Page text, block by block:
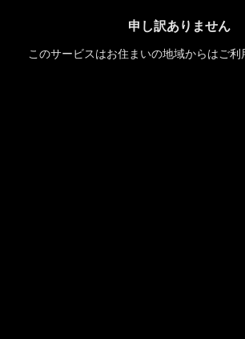
申し訳ありません
このサービスはお住まいの地域からはご利